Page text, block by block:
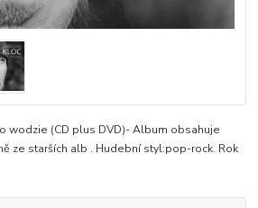
wodzie (CD plus DVD)- Album obsahuje
ze starších alb . Hudební styl:pop-rock. Rok